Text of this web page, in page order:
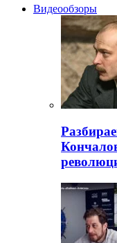
Видеообзоры